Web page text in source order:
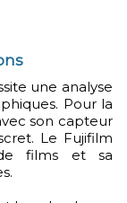
Pour la
son capteur
Le Fujifilm
films et sa